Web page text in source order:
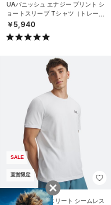
UAバニッシュ エナジー プリント シ
ョートスリーブ Tシャツ（トレーニ
ング/MEN）
￥5,940
SALE
直営限定
UA バニッシュ エリート シームレス